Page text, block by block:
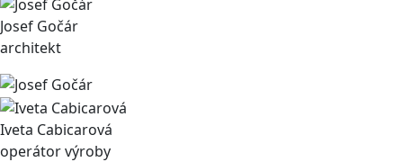
Josef Gočár
architekt
Iveta Cabicarová
operátor výroby